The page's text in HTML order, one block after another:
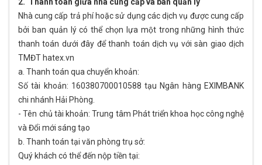
Nhà cung cấp trả phí hoặc sử dụng các dịch vụ được cung cấp
bởi ban quản lý có thể chọn lựa một trong những hình thức
thanh toán dưới đây để thanh toán dịch vụ với sàn giao dịch
TMĐT hatex.vn
a. Thanh toán qua chuyển khoản:
Số tài khoản: 160380700010588 tạu Ngân hàng EXIMBANK
chi nhánh Hải Phòng.
- Tên chủ tài khoản: Trung tâm Phát triển khoa học công nghệ
và Đổi mới sáng tạo
b. Thanh toán tại văn phòng trụ sở:
Quý khách có thể đến nộp tiền tại: